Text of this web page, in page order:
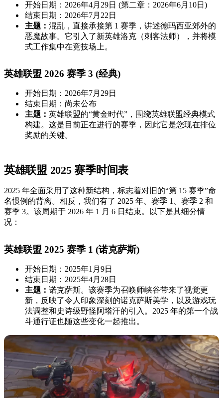
开始日期：2026年4月29日 (第二章：2026年6月10日)
结束日期：2026年7月22日
主题： 混乱，直接承接第 1 赛季，讲述德玛西亚郊外的
恶魔故事。它引入了新英雄洛克（刺客法师），并将模
式工作集中在竞技场上。
英雄联盟 2026 赛季 3 (经典)
开始日期：2026年7月29日
结束日期：尚未公布
主题： 英雄联盟的“黄金时代”，围绕英雄联盟经典模式
构建。这是目前正在进行的赛季，因此它是您现在排位
奖励的关键。
英雄联盟 2025 赛季时间表
2025 年全面采用了这种新结构，标志着对旧的“第 15 赛季”命
名惯例的背离。相反，我们有了 2025 年、赛季 1、赛季 2 和
赛季 3。该周期于 2026 年 1 月 6 日结束。以下是其细分情
况：
英雄联盟 2025 赛季 1 (诺克萨斯)
开始日期：2025年1月9日
结束日期：2025年4月28日
主题： 诺克萨斯。该赛季为召唤师峡谷带来了视觉更
新，反映了令人印象深刻的诺克萨斯美学，以及游戏玩
法调整和史诗级野怪阿塔汗的引入。2025 年的第一个战
斗通行证也随这些变化一起推出。